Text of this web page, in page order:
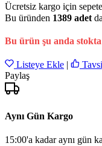
Ücretsiz kargo için
Bu üründen 1389 adet
Bu ürün şu anda
Listeye Ekle |
Paylaş
Aynı Gün Kargo
15:00'a kadar aynı gün